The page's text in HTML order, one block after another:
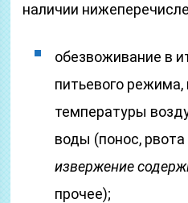
наличии
обезвоживание в
питьевого
температуры
воды (понос, рвота
извержение
прочее);